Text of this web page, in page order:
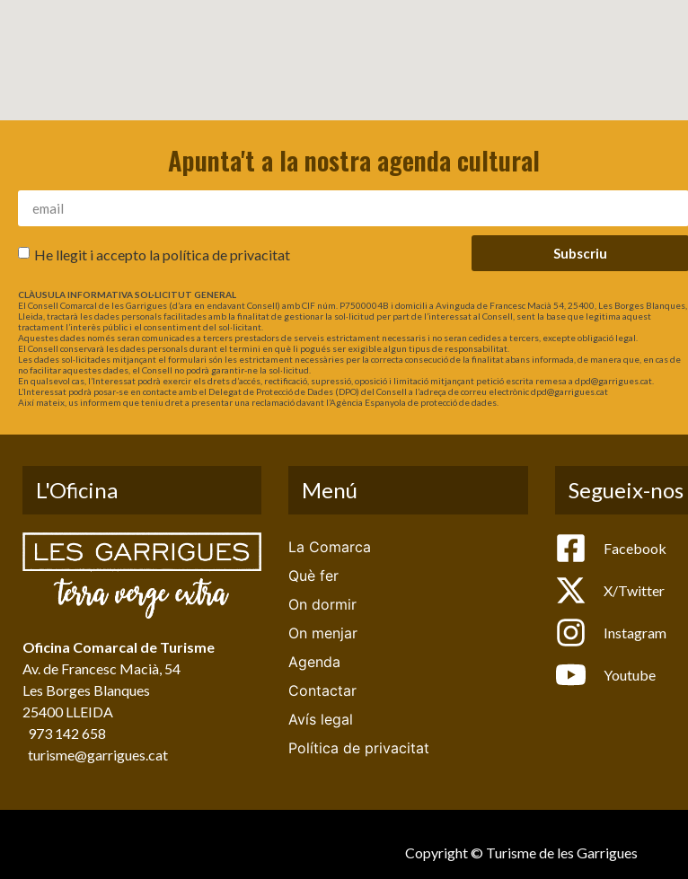
Apunta't a la nostra agenda cultural
He llegit i accepto lapolítica de privacitat Subscriu
CLÀUSULA INFORMATIVA SOL·LICITUT GENERAL
El Consell Comarcal de les Garrigues (d’ara en endavant Consell) amb CIF núm. P7500004B i domicili a Avinguda de Francesc Macià 54, 25400, Les Borges Blanques,
Lleida, tractarà les dades personals facilitades amb la finalitat de gestionar la sol·licitud per part de l’interessat al Consell, sent la base que legitima aquest
tractament l’interès públic i el consentiment del sol·licitant.
Aquestes dades només seran comunicades a tercers prestadors de serveis estrictament necessaris i no seran cedides a tercers, excepte obligació legal.
El Consell conservarà les dades personals durant el termini en què li pogués ser exigible algun tipus de responsabilitat.
Les dades sol·licitades mitjançant el formulari són les estrictament necessàries per la correcta consecució de la finalitat abans informada, de manera que, en cas de
no facilitar aquestes dades, el Consell no podrà garantir-ne la sol·licitud.
En qualsevol cas, l’Interessat podrà exercir els drets d’accés, rectificació, supressió, oposició i limitació mitjançant petició escrita remesa a dpd@garrigues.cat.
L’Interessat podrà posar-se en contacte amb el Delegat de Protecció de Dades (DPO) del Consell a l’adreça de correu electrònic dpd@garrigues.cat
Així mateix, us informem que teniu dret a presentar una reclamació davant l’Agència Espanyola de protecció de dades.
L'Oficina
Oficina Comarcal de Turisme
Av. de Francesc Macià, 54
Les Borges Blanques
25400 LLEIDA
973 142 658
turisme@garrigues.cat
Menú
La Comarca
Què fer
On dormir
On menjar
Agenda
Contactar
Avís legal
Política de privacitat
Segueix-nos
Facebook
X/Twitter
Instagram
Youtube
Copyright © Turisme de les Garrigues